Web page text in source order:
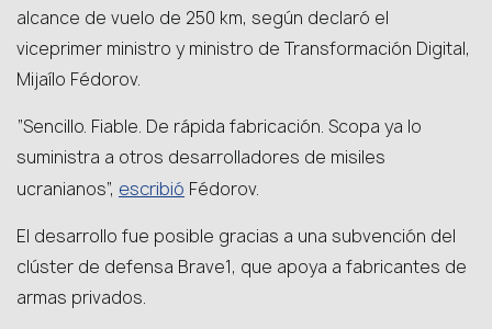
alcance de vuelo de 250 km, según declaró el
viceprimer ministro y ministro de Transformación Digital,
Mijaílo Fédorov.
“Sencillo. Fiable. De rápida fabricación. Scopa ya lo
suministra a otros desarrolladores de misiles
ucranianos”, escribió Fédorov.
El desarrollo fue posible gracias a una subvención del
clúster de defensa Brave1, que apoya a fabricantes de
armas privados.